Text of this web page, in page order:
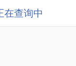
在查询中